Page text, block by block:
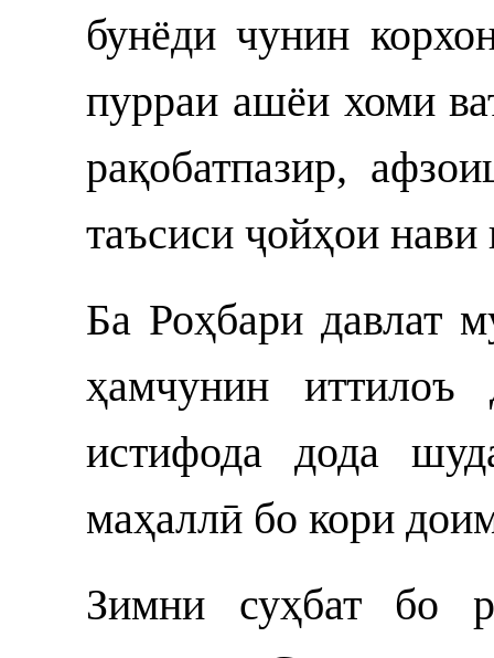
бунёди чунин
пурраи ашёи хоми
рақобатпазир,
таъсиси ҷойҳои
Ба Роҳбари давлат
ҳамчунин
истифода дода
маҳаллӣ бо кори
Зимни суҳбат бо